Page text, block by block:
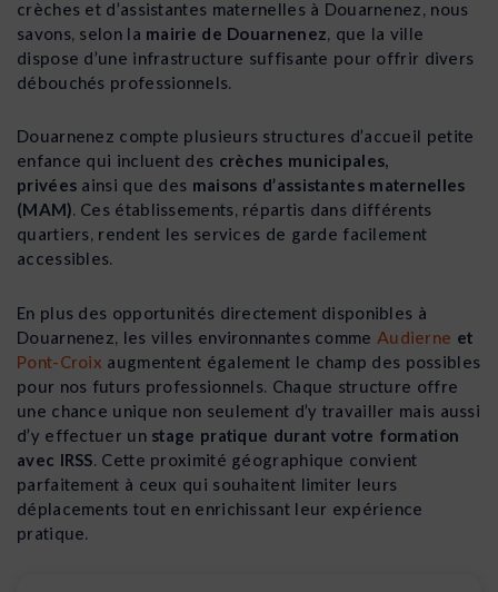
crèches et d’assistantes maternelles à Douarnenez, nous
savons, selon la mairie de Douarnenez, que la ville
dispose d’une infrastructure suffisante pour offrir divers
débouchés professionnels.
Douarnenez compte plusieurs structures d’accueil petite
enfance qui incluent des crèches municipales,
privées ainsi que des maisons d’assistantes maternelles
(MAM). Ces établissements, répartis dans différents
quartiers, rendent les services de garde facilement
accessibles.
En plus des opportunités directement disponibles à
Douarnenez, les villes environnantes comme Audierne et
Pont-Croix augmentent également le champ des possibles
pour nos futurs professionnels. Chaque structure offre
une chance unique non seulement d’y travailler mais aussi
d’y effectuer un stage pratique durant votre formation
avec IRSS . Cette proximité géographique convient
parfaitement à ceux qui souhaitent limiter leurs
déplacements tout en enrichissant leur expérience
pratique.